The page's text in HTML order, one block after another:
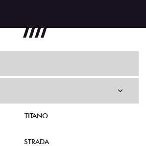
TITANO
STRADA